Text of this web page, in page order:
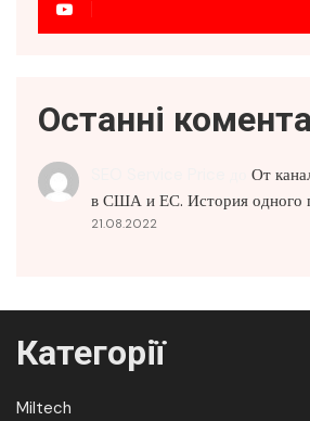
Останні
От
в США и ЕС. История одного
21.08.2022
Категорії
Miltech